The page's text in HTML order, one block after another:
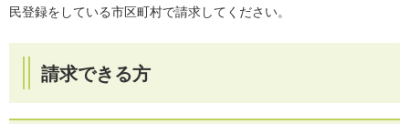
民登録をしている市区町村で請求してください。
請求できる方